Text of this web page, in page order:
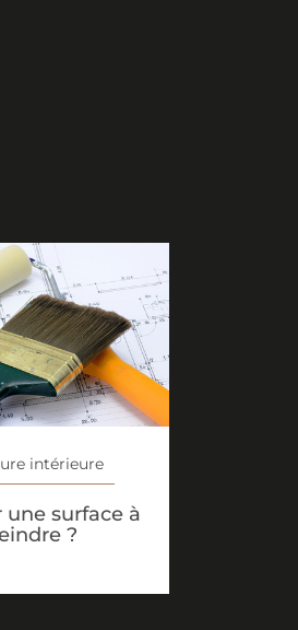
intérieure
une surface à
?